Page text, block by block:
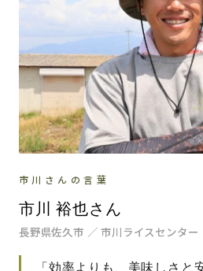
市川さんの言葉
市川 裕也さん
長野県佐久市 ／ 市川ライスセンター
「効率よりも、美味しさと